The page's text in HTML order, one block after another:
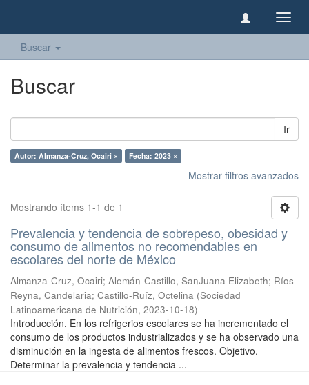
Buscar
Buscar
Ir
Autor: Almanza-Cruz, Ocairi × Fecha: 2023 ×
Mostrar filtros avanzados
Mostrando ítems 1-1 de 1
Prevalencia y tendencia de sobrepeso, obesidad y
consumo de alimentos no recomendables en
escolares del norte de México
Almanza-Cruz, Ocairi; Alemán-Castillo, SanJuana Elizabeth; Ríos-
Reyna, Candelaria; Castillo-Ruíz, Octelina (Sociedad
Latinoamericana de Nutrición, 2023-10-18)
Introducción. En los refrigerios escolares se ha incrementado el
consumo de los productos industrializados y se ha observado una
disminución en la ingesta de alimentos frescos. Objetivo.
Determinar la prevalencia y tendencia ...